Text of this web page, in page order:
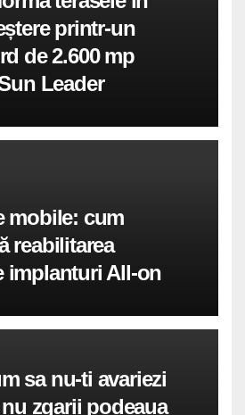
printr-un
de 2.600 mp
Leader
mobile: cum
reabilitarea
implanturi All-on
sa nu-ti avariezi
zgarii podeaua